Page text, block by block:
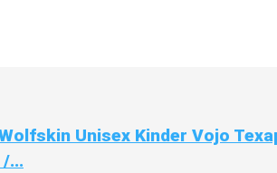
Unisex Kinder Vojo
...